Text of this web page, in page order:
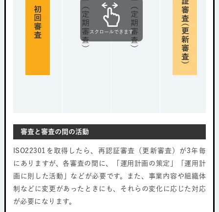
スクロールできます
審査と審査の間の活動
ISO22301を取得したら、再認証審査（更新審査）が3年毎
にありますが、各審査の間に、「運用計画の策定」「運用計
画に則した活動」などが必要です。また、事業内容や組織体
制などに変更があったときにも、それらの変化に応じた対応
が必要になります。